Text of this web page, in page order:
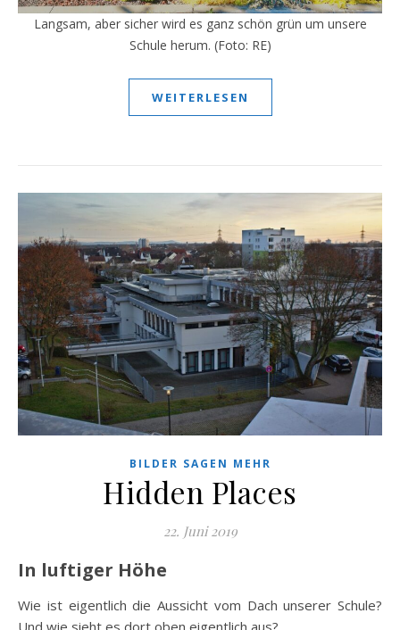
Langsam, aber sicher wird es ganz schön grün um unsere
Schule herum. (Foto: RE)
WEITERLESEN
BILDER SAGEN MEHR
Hidden Places
22. Juni 2019
In luftiger Höhe
Wie ist eigentlich die Aussicht vom Dach unserer Schule?
Und wie sieht es dort oben eigentlich aus?